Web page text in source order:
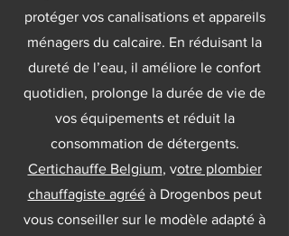
protéger vos canalisations et appareils
ménagers du calcaire. En réduisant la
dureté de l’eau, il améliore le confort
quotidien, prolonge la durée de vie de
vos équipements et réduit la
consommation de détergents.
Certichauffe Belgium, votre plombier
chauffagiste agrééà Drogenbos peut
vous conseiller sur le modèle adapté à